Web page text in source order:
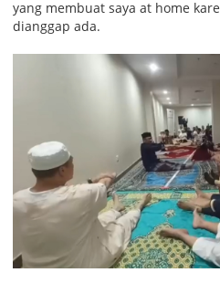
yang membuat saya at home
dianggap ada.